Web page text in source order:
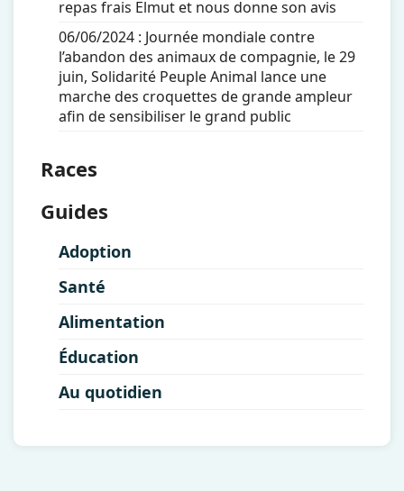
repas frais Elmut et nous donne son avis
06/06/2024 : Journée mondiale contre
l’abandon des animaux de compagnie, le 29
juin, Solidarité Peuple Animal lance une
marche des croquettes de grande ampleur
afin de sensibiliser le grand public
Races
Guides
Adoption
Santé
Alimentation
Éducation
Au quotidien